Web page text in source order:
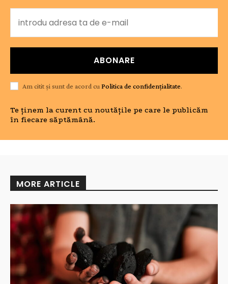
ABONARE
Am citit și sunt de acord cu Politica de confidențialitate.
Te ținem la curent cu noutățile pe care le publicăm
în fiecare săptămână.
MORE ARTICLE